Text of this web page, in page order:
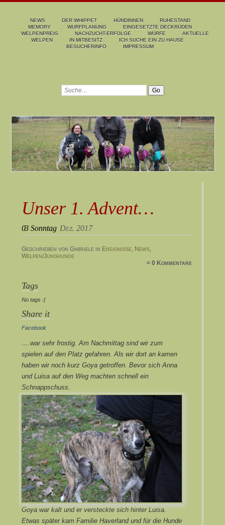
NEWS DER WHIPPET HÜNDINNEN
RUHESTAND
MEMORY
WURFPLANUNG
EINGESETZTE DECKRÜDEN
WELPENPREIS
NACHZUCHT-ERFOLGE WÜRFE
AKTUELLE
WELPEN
IN MITBESITZ
ICH SUCHE EIN ZU HAUSE
BESUCHERINFO
IMPRESSUM
Unser 1. Advent…
03 Sonntag Dez. 2017
Geschrieben von Gabriele in Ereignisse, News,
Welpen/Junghunde
≈ 0 Kommentare
Tags
No tags :(
Share it
Facebook
….war sehr frostig. Am Nachmittag sind wir zum
spielen auf den Platz gefahren. Als wir dort an kamen
haben wir noch kurz Goya getroffen. Bevor sich Anna
und Luisa auf den Weg machten schnell ein
Schnappschuss.
Goya war kalt und er versteckte sich hinter Luisa.
Etwas später kam Familie Haverland und für die Hunde